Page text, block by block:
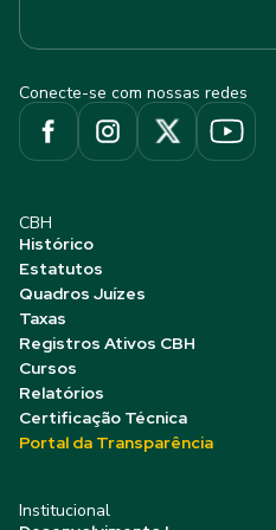
Conecte-se com nossas redes
CBH
Histórico
Estatutos
Quadros Juízes
Taxas
Registros Ativos CBH
Cursos
Relatórios
Certificação Técnica
Portal da Transparência
Institucional